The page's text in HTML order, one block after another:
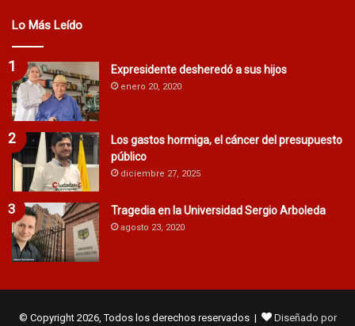
Lo Más Leído
Expresidente desheredó a sus hijos
enero 20, 2020
Los gastos hormiga, el cáncer del presupuesto
público
diciembre 27, 2025
Tragedia en la Universidad Sergio Arboleda
agosto 23, 2020
© Copyright 2026, Todos los derechos reservados | Diseñado por